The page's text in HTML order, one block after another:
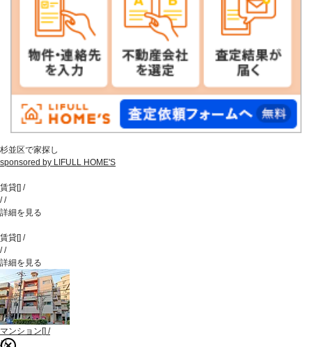
杉並区で家探し
sponsored by LIFULL HOME'S
賃貸[] /
//
詳細を見る
賃貸[] /
//
詳細を見る
マンション [] /
//